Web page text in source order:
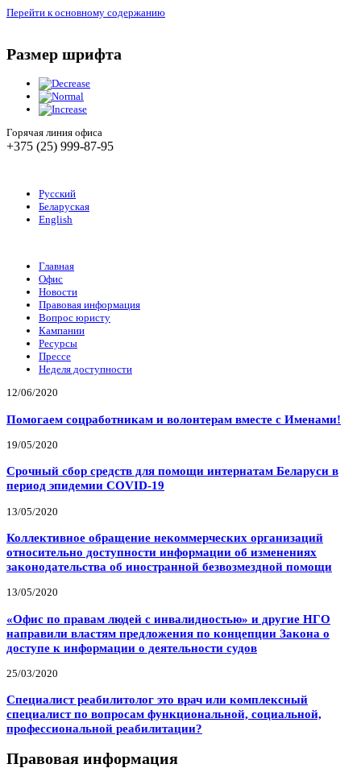
Перейти к основному содержанию
Размер шрифта
Горячая линия офиса
+375 (25) 999-87-95
Русский
Беларуская
English
Главная
Офис
Новости
Правовая информация
Вопрос юристу
Кампании
Ресурсы
Прессе
Неделя доступности
12/06/2020
Помогаем соцработникам и волонтерам вместе с Именами!
19/05/2020
Срочный сбор средств для помощи интернатам Беларуси в
период эпидемии COVID-19
13/05/2020
Коллективное обращение некоммерческих организаций
относительно доступности информации об изменениях
законодательства об иностранной безвозмездной помощи
13/05/2020
«Офис по правам людей с инвалидностью» и другие НГО
направили властям предложения по концепции Закона о
доступе к информации о деятельности судов
25/03/2020
Специалист реабилитолог это врач или комплексный
специалист по вопросам функциональной, социальной,
профессиональной реабилитации?
Правовая информация